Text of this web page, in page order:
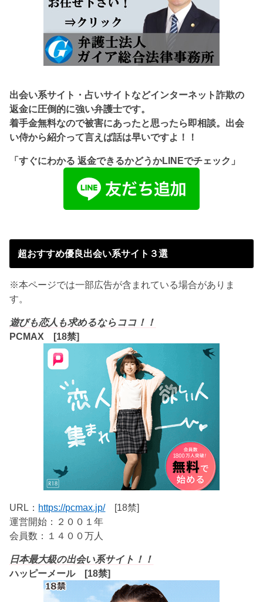
出会い系サイト・占いサイトなどインターネット詐欺の
返金に圧倒的に強い弁護士です。
着手金無料なので被害にあったと思ったら即相談。出会
い侍から紹介って言えば話は早いですよ！！
「すぐにわかる 返金できるかどうかLINEでチェック」
超おすすめ優良出会い系サイト３選
※本ページでは一部広告が含まれている場合がありま
す。
遊びも恋人も求めるならココ！！
PCMAX [18禁]
URL： https://pcmax.jp/[18禁]
運営開始：２００１年
会員数：１４００万人
日本最大級の出会い系サイト！！
ハッピーメール [18禁]